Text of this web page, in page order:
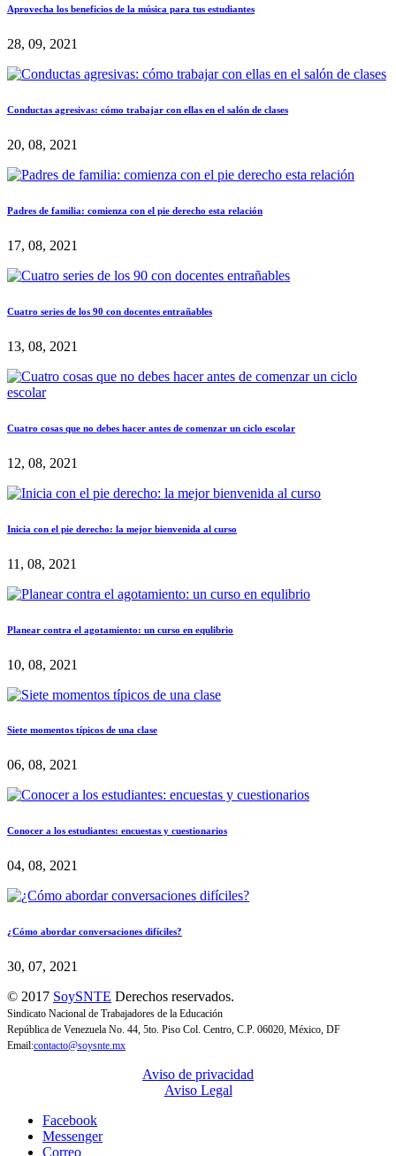
Aprovecha los beneficios de la música para tus estudiantes
28, 09, 2021
Conductas agresivas: cómo trabajar con ellas en el salón de clases
20, 08, 2021
Padres de familia: comienza con el pie derecho esta relación
17, 08, 2021
Cuatro series de los 90 con docentes entrañables
13, 08, 2021
Cuatro cosas que no debes hacer antes de comenzar un ciclo escolar
12, 08, 2021
Inicia con el pie derecho: la mejor bienvenida al curso
11, 08, 2021
Planear contra el agotamiento: un curso en equlibrio
10, 08, 2021
Siete momentos típicos de una clase
06, 08, 2021
Conocer a los estudiantes: encuestas y cuestionarios
04, 08, 2021
¿Cómo abordar conversaciones difíciles?
30, 07, 2021
© 2017 SoySNTE Derechos reservados.
Sindicato Nacional de Trabajadores de la Educación
República de Venezuela No. 44, 5to. Piso Col. Centro, C.P. 06020, México, DF
Email:contacto@soysnte.mx
Aviso de privacidad
Aviso Legal
Facebook
Messenger
Correo